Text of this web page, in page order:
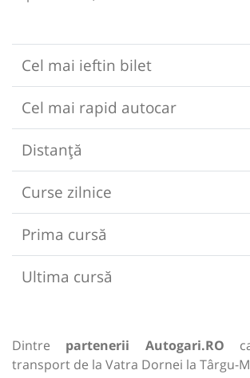
Cel mai ieftin bilet
Cel mai rapid autocar
Distanță
Curse zilnice
Prima cursă
Ultima cursă
Dintre partenerii Autogari.RO
transport de la Vatra Dornei la Târgu-